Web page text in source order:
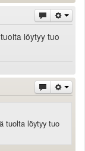
löytyy tuo
tuolta löytyy tuo